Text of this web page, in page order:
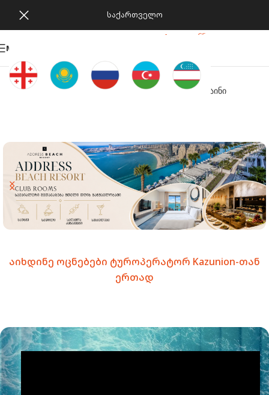
ᲡᲐᲥᲐᲠᲗᲕᲔᲚᲝ
MENU
ტურის ძებნა ჯავშნების ნახვაKazunion ონლაინი
აიხდინე ოცნებები ტუროპერატორ Kazunion-თან
ერთად